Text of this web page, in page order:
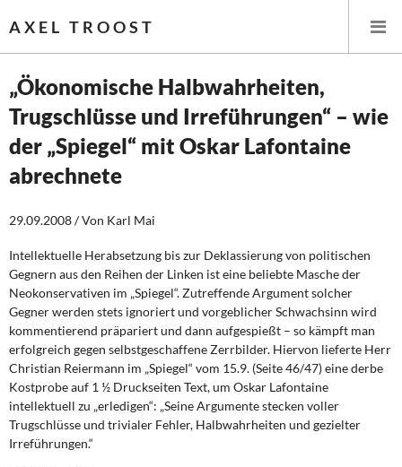
AXEL TROOST
Startseite
Themen
Wirtschaftspolitik
Steuer- und Finanzpolitik
Öffentliche Infrastruktur und Daseinsvorsorge
Eurokrise und Griechenland
DIE LINKE
Weitere Themen
„Ökonomische Halbwahrheiten,
Trugschlüsse und Irreführungen“ – wie
der „Spiegel“ mit Oskar Lafontaine
abrechnete
29.09.2008 / Von Karl Mai
Intellektuelle Herabsetzung bis zur Deklassierung von politischen
Gegnern aus den Reihen der Linken ist eine beliebte Masche der
Neokonservativen im „Spiegel“. Zutref­fende Argument solcher
Gegner werden stets ignoriert und vorgeblicher Schwachsinn wird
kommentierend präpariert und dann aufgespießt – so kämpft man
erfolgreich ge­gen selbstgeschaffene Zerrbilder. Hiervon lieferte Herr
Christian Reiermann im „Spie­gel“ vom 15.9. (Seite 46/47) eine derbe
Kostprobe auf 1 ½ Druckseiten Text, um Oskar Lafontaine
intellektuell zu „erledigen“: „Seine Argumente stecken voller
Trugschlüsse und trivialer Fehler, Halbwahrheiten und gezielter
Irreführungen.“